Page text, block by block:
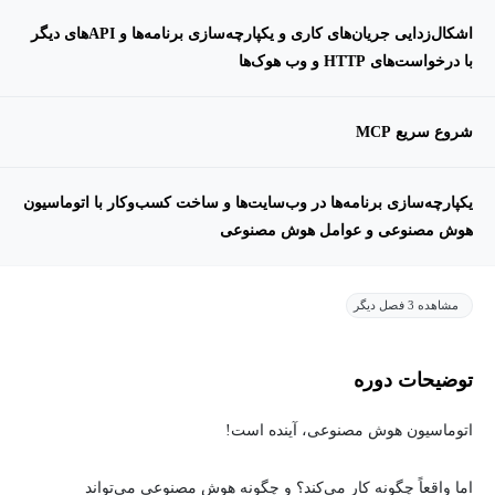
اشکال‌زدایی جریان‌های کاری و یکپارچه‌سازی برنامه‌ها و APIهای دیگر
با درخواست‌های HTTP و وب هوک‌ها
شروع سریع MCP
یکپارچه‌سازی برنامه‌ها در وب‌سایت‌ها و ساخت کسب‌وکار با اتوماسیون
هوش مصنوعی و عوامل هوش مصنوعی
مشاهده 3 فصل دیگر
توضیحات دوره
اتوماسیون هوش مصنوعی، آینده است!
اما واقعاً چگونه کار می‌کند؟ و چگونه هوش مصنوعی می‌تواند